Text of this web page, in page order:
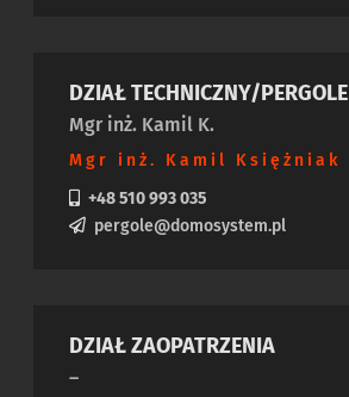
DZIAŁ TECHNICZNY/PERGOLE
Mgr inż. Kamil K.
Mgr inż. Kamil Księżniak
+48 510 993 035
pergole@domosystem.pl
DZIAŁ ZAOPATRZENIA
–